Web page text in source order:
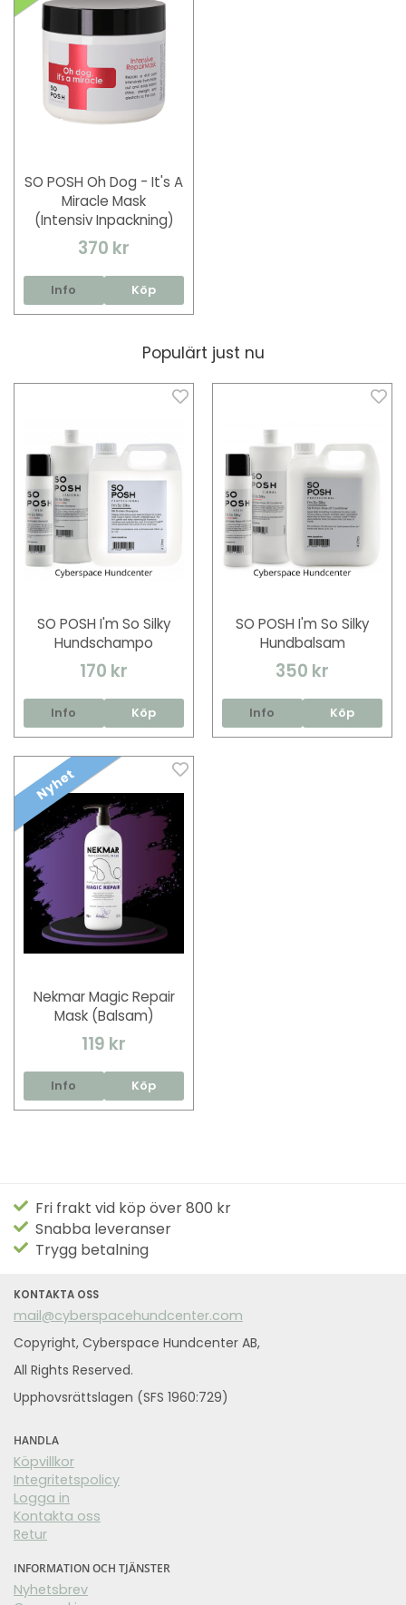
SO POSH Oh Dog - It's A
Miracle Mask
(Intensiv Inpackning)
370 kr
Info Köp
Populärt just nu
SO POSH I'm So Silky
Hundschampo
170 kr
Info Köp
SO POSH I'm So Silky
Hundbalsam
350 kr
Info Köp
Nyhet
Nekmar Magic Repair
Mask (Balsam)
119 kr
Info Köp
Fri frakt vid köp över 800 kr
Snabba leveranser
Trygg betalning
KONTAKTA OSS
mail@cyberspacehundcenter.com
Copyright, Cyberspace Hundcenter AB,
All Rights Reserved.
Upphovsrättslagen (SFS 1960:729)
HANDLA
Köpvillkor
Integritetspolicy
Logga in
Kontakta oss
Retur
INFORMATION OCH TJÄNSTER
Nyhetsbrev